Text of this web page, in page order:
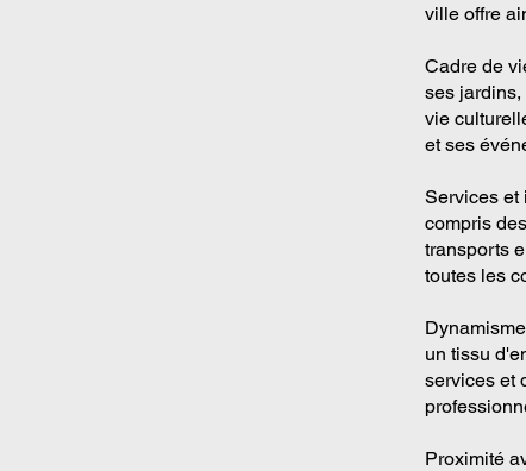
ville offre
Cadre de
ses
vie
et ses
Services et
compris
transports
toutes les
un tissu
services et
Proximité